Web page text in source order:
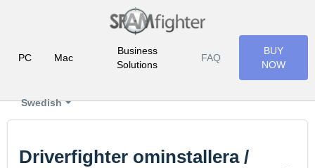
PC Mac
Business
Solutions
FAQ
BUY
NOW
Swedish
Driverfighter ominstallera /